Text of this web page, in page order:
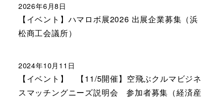
【イベント】ハマロボ展2026 出展企業募集（浜
松商工会議所）
2026年6月8日
【イベント】 【11/5開催】空飛ぶクルマビジネ
スマッチングニーズ説明会 参加者募集（経済産
2024年10月11日